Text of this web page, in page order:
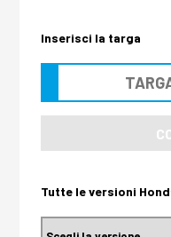
Inserisci la targa
Tutte le versioni